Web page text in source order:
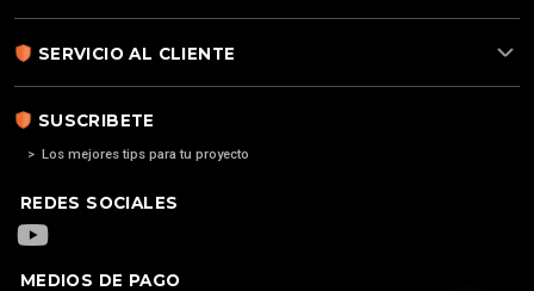
SERVICIO AL CLIENTE
SUSCRIBETE
> Los mejores tips para tu proyecto
REDES SOCIALES
MEDIOS DE PAGO